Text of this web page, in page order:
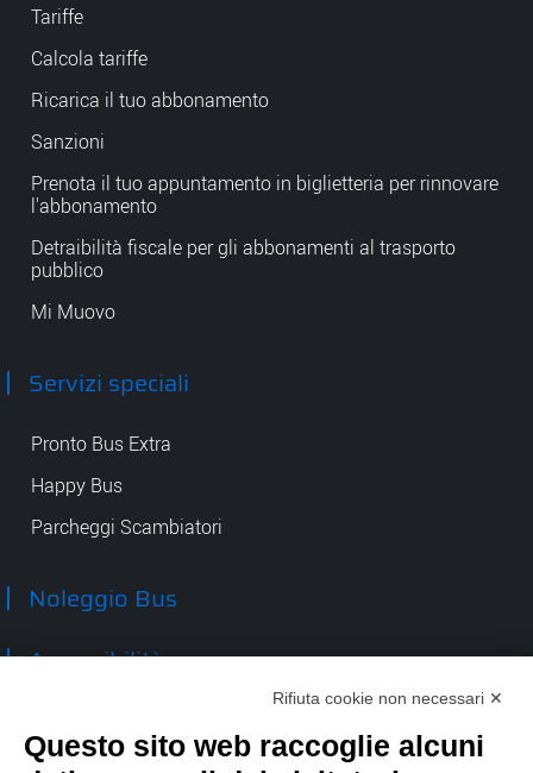
Tariffe
Calcola tariffe
Ricarica il tuo abbonamento
Sanzioni
Prenota il tuo appuntamento in biglietteria per rinnovare
l'abbonamento
Detraibilità fiscale per gli abbonamenti al trasporto
pubblico
Mi Muovo
Servizi speciali
Pronto Bus Extra
Happy Bus
Parcheggi Scambiatori
Noleggio Bus
Accessibilità
Rifiuta cookie non necessari ✕
Questo sito web raccoglie alcuni